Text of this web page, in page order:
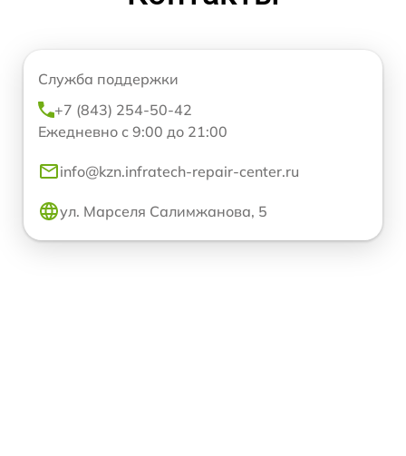
Служба поддержки
+7 (843) 254-50-42
Ежедневно с 9:00 до 21:00
info@kzn.infratech-repair-center.ru
ул. Марселя Салимжанова, 5